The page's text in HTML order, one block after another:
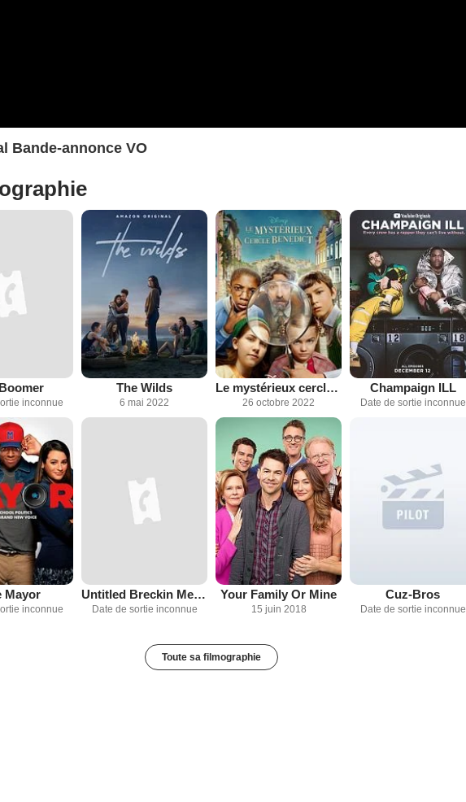
Bande-annonce VO
inconnue
The Wilds
6 mai 2022
Le mystérieux cercle Benedict
26 octobre 2022
Champaign ILL
Date de sortie inconnue
Mayor
inconnue
Untitled Breckin Meyer Single Dad Comedy Series
Date de sortie inconnue
Your Family Or Mine
15 juin 2018
Cuz-Bros
Date de sortie inconnue
Toute sa filmographie